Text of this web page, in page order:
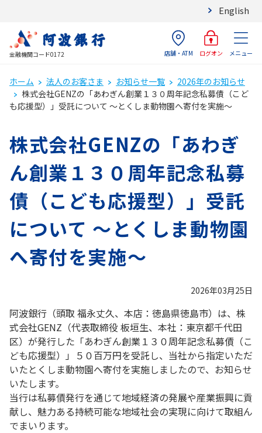
English
金融機関コード0172 店舗・ATM ログオン メニュー
ホーム 法人のお客さま お知らせ一覧
2026年のお知らせ
株式会社GENZの「あわぎん創業１３０周年記念私募債（こど
も応援型）」受託について ～とくしま動物園へ寄付を実施～
株式会社GENZの「あわぎ
ん創業１３０周年記念私募
債（こども応援型）」受託
について ～とくしま動物園
へ寄付を実施～
2026年03月25日
阿波銀行（頭取 福永丈久、本店：徳島県徳島市）は、株
式会社GENZ（代表取締役 板垣生、本社：東京都千代田
区）が発行した「あわぎん創業１３０周年記念私募債（こ
ども応援型）」５０百万円を受託し、当社から指定いただ
いたとくしま動物園へ寄付を実施しましたので、お知らせ
いたします。
当行は私募債発行を通じて地域経済の発展や産業振興に貢
献し、魅力ある持続可能な地域社会の実現に向けて取組ん
でまいります。